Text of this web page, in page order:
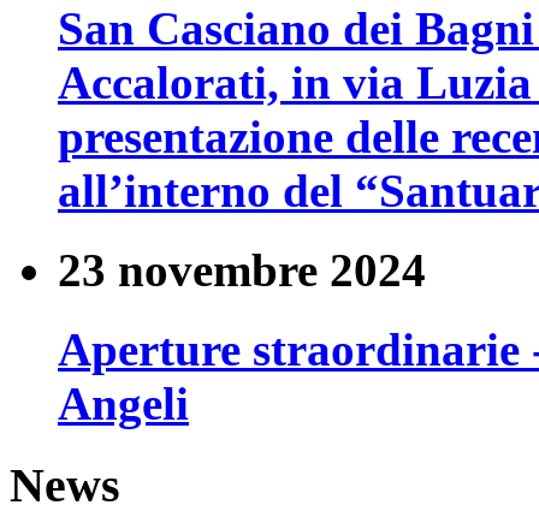
San Casciano dei
Accalorati, in via Luzia
presentazione delle
all’interno del
23 novembre 2024
Aperture straordinarie
Angeli
News